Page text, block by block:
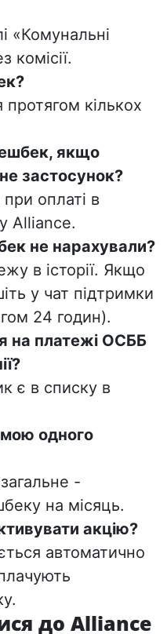
«Комунальні
комісії.
кількох
якщо
застосунок?
при оплаті в
Alliance.
не нарахували?
в історії. Якщо
у чат підтримки
24 годин).
на платежі ОСББ
є в списку в
одного
-
на місяць.
акцію?
автоматично
до Alliance